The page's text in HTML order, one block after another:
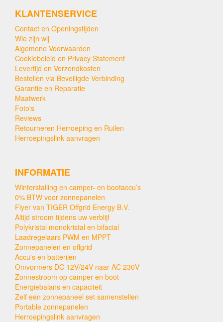
KLANTENSERVICE
Contact en Openingstijden
Wie zijn wij
Algemene Voorwaarden
Cookiebeleid en Privacy Statement
Levertijd en Verzendkosten
Bestellen via Beveiligde Verbinding
Garantie en Reparatie
Maatwerk
Foto's
Reviews
Retourneren Herroeping en Ruilen
Herroepingslink aanvragen
INFORMATIE
Winterstalling en camper- en bootaccu’s
0% BTW voor zonnepanelen
Flyer van TIGER Offgrid Energy B.V.
Altijd stroom tijdens uw verblijf
Polykristal monokristal en bifacial
Laadregelaars PWM en MPPT
Zonnepanelen en offgrid
Accu's en batterijen
Omvormers DC 12V/24V naar AC 230V
Zonnestroom op camper en boot
Energiebalans en capaciteit
Zelf een zonnepaneel set samenstellen
Portable zonnepanelen
Herroepingslink aanvragen